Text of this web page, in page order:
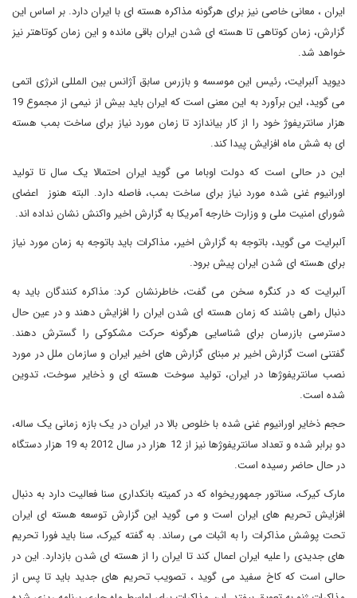
ایران ، معانی خاصی نیز برای هرگونه مذاکره هسته ای با ایران دارد. بر اساس این
گزارش، زمان کوتاهی تا هسته ای شدن ایران باقی مانده و این زمان کوتاهتر نیز
خواهد شد.
دیوید آلبرایت، رئیس این موسسه و بازرس سابق آژانس بین المللی انرژی اتمی
می گوید، این برآورد به این معنی است که ایران باید بیش از نیمی از مجموع 19
هزار سانتریفوژ خود را از کار بیاندازد تا زمان مورد نیاز برای ساخت بمب هسته
ای به شش ماه افزایش پیدا کند.
این در حالی است که دولت اوباما می گوید ایران احتمالا یک سال تا تولید
اورانیوم غنی شده مورد نیاز برای ساخت بمب، فاصله دارد. البته هنوز اعضای
شورای امنیت ملی و وزارت خارجه آمریکا به گزارش اخیر واکنش نشان نداده اند.
آلبرایت می گوید، باتوجه به گزارش اخیر، مذاکرات باید باتوجه به زمان مورد نیاز
برای هسته ای شدن ایران پیش برود.
آلبرایت که در کنگره سخن می گفت، خاطرنشان کرد: مذاکره کنندگان باید به
دنبال راهی باشند که زمان هسته ای شدن ایران را افزایش دهند و در عین حال
دسترسی بازرسان برای شناسایی هرگونه حرکت مشکوکی را گسترش دهند.
گفتنی است گزارش اخیر بر مبنای گزارش های اخیر ایران و سازمان ملل در مورد
نصب سانتریفوژها در ایران، تولید سوخت هسته ای و ذخایر سوخت، تدوین
شده است.
حجم ذخایر اورانیوم غنی شده با خلوص بالا در ایران در یک بازه زمانی یک ساله،
دو برابر شده و تعداد سانتریفوژها نیز از 12 هزار در سال 2012 به 19 هزار دستگاه
در حال حاضر رسیده است.
مارک کیرک، سناتور جمهوریخواه که در کمیته بانکداری سنا فعالیت دارد به دنبال
افزایش تحریم های ایران است و می گوید این گزارش توسعه هسته ای ایران
تحت پوشش مذاکرات را به اثبات می رساند. به گفته کیرک، سنا باید فورا تحریم
های جدیدی را علیه ایران اعمال کند تا ایران را از هسته ای شدن بازدارد. این در
حالی است که کاخ سفید می گوید ، تصویب تحریم های جدید باید تا پس از